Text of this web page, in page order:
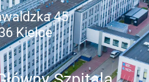
45
Kielce